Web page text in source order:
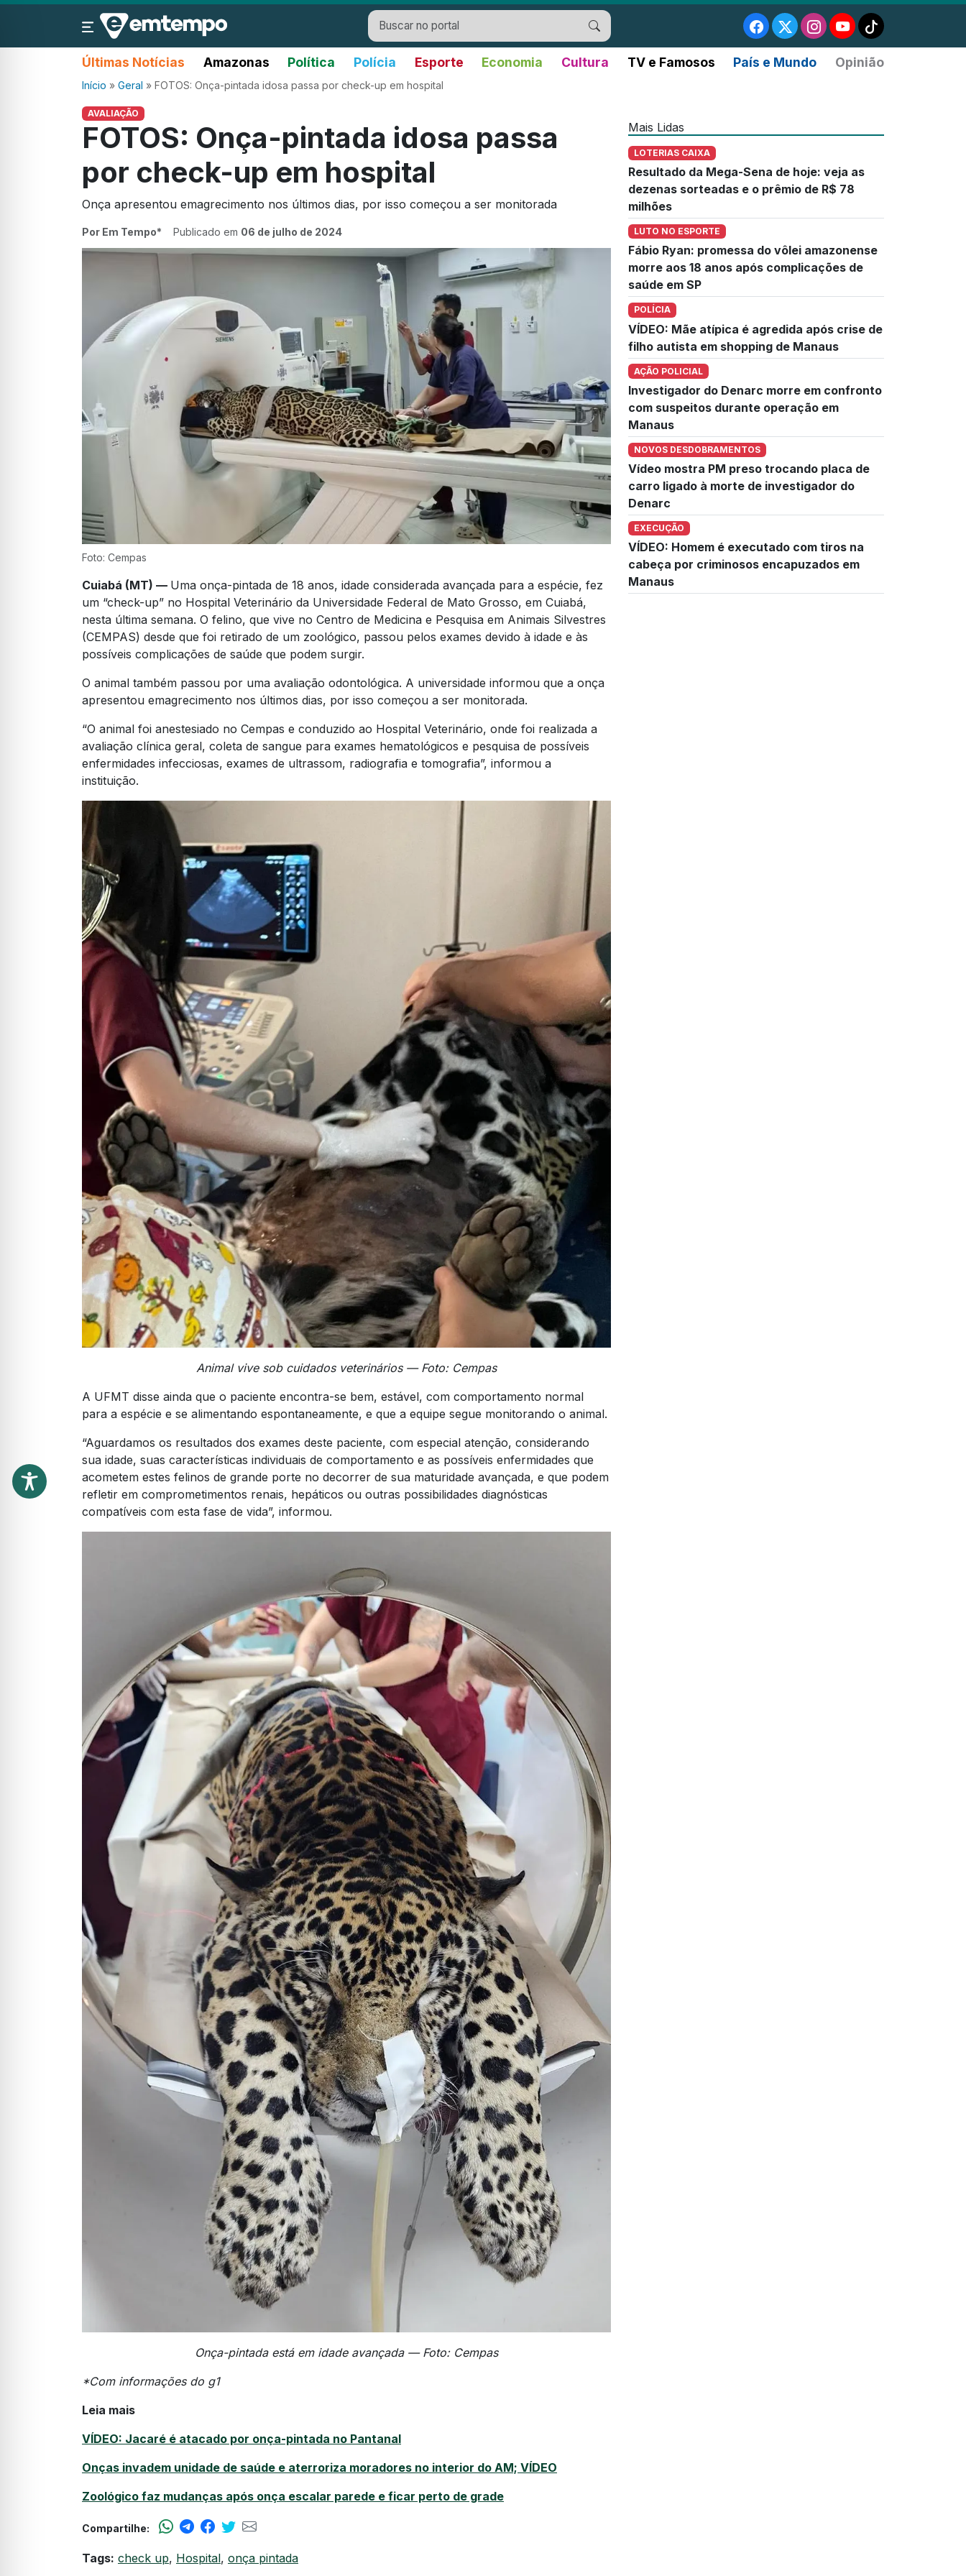
Últimas Notícias Amazonas Política Polícia Esporte Economia Cultura TV e Famosos País e Mundo Opinião
Início » Geral » FOTOS: Onça-pintada idosa passa por check-up em hospital
AVALIAÇÃO
FOTOS: Onça-pintada idosa passa
por check-up em hospital
Onça apresentou emagrecimento nos últimos dias, por isso começou a ser monitorada
Por Em Tempo* Publicado em 06 de julho de 2024
Foto: Cempas
Cuiabá (MT) — Uma onça-pintada de 18 anos, idade considerada avançada para a espécie, fez
um “check-up” no Hospital Veterinário da Universidade Federal de Mato Grosso, em Cuiabá,
nesta última semana. O felino, que vive no Centro de Medicina e Pesquisa em Animais Silvestres
(CEMPAS) desde que foi retirado de um zoológico, passou pelos exames devido à idade e às
possíveis complicações de saúde que podem surgir.
O animal também passou por uma avaliação odontológica. A universidade informou que a onça
apresentou emagrecimento nos últimos dias, por isso começou a ser monitorada.
“O animal foi anestesiado no Cempas e conduzido ao Hospital Veterinário, onde foi realizada a
avaliação clínica geral, coleta de sangue para exames hematológicos e pesquisa de possíveis
enfermidades infecciosas, exames de ultrassom, radiografia e tomografia”, informou a
instituição.
Animal vive sob cuidados veterinários — Foto: Cempas
A UFMT disse ainda que o paciente encontra-se bem, estável, com comportamento normal
para a espécie e se alimentando espontaneamente, e que a equipe segue monitorando o animal.
“Aguardamos os resultados dos exames deste paciente, com especial atenção, considerando
sua idade, suas características individuais de comportamento e as possíveis enfermidades que
acometem estes felinos de grande porte no decorrer de sua maturidade avançada, e que podem
refletir em comprometimentos renais, hepáticos ou outras possibilidades diagnósticas
compatíveis com esta fase de vida”, informou.
Onça-pintada está em idade avançada — Foto: Cempas
*Com informações do g1
Leia mais
VÍDEO: Jacaré é atacado por onça-pintada no Pantanal
Onças invadem unidade de saúde e aterroriza moradores no interior do AM; VÍDEO
Zoológico faz mudanças após onça escalar parede e ficar perto de grade
Compartilhe:
Tags: check up, Hospital, onça pintada
Mais Lidas
LOTERIAS CAIXA
Resultado da Mega-Sena de hoje: veja as
dezenas sorteadas e o prêmio de R$ 78
milhões
LUTO NO ESPORTE
Fábio Ryan: promessa do vôlei amazonense
morre aos 18 anos após complicações de
saúde em SP
POLÍCIA
VÍDEO: Mãe atípica é agredida após crise de
filho autista em shopping de Manaus
AÇÃO POLICIAL
Investigador do Denarc morre em confronto
com suspeitos durante operação em
Manaus
NOVOS DESDOBRAMENTOS
Vídeo mostra PM preso trocando placa de
carro ligado à morte de investigador do
Denarc
EXECUÇÃO
VÍDEO: Homem é executado com tiros na
cabeça por criminosos encapuzados em
Manaus